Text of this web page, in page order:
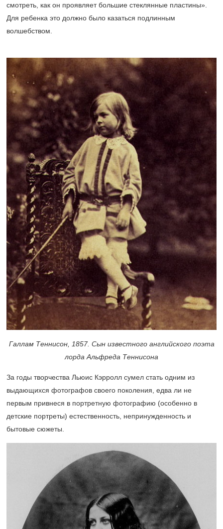
смотреть, как он проявляет большие стеклянные пластины».
Для ребенка это должно было казаться подлинным
волшебством.
Галлам Теннисон, 1857. Сын известного английского поэта
лорда Альфреда Теннисона
За годы творчества Льюис Кэрролл сумел стать одним из
выдающихся фотографов своего поколения, едва ли не
первым привнеся в портретную фотографию (особенно в
детские портреты) естественность, непринужденность и
бытовые сюжеты.